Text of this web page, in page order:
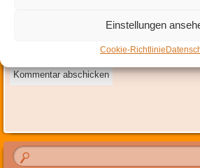
Einstellungen
Cookie-Richtlinie
Speicherung und Verarbeitung deiner Daten